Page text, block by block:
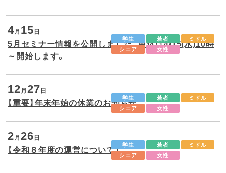
4月 15日
5月セミナー情報を公開しました。申込は4/15(水)10時
～開始します。
学生 若者
ミドル
シニア
女性
12月27日
【重要】年末年始の休業のお知らせ
学生 若者
ミドル
シニア
女性
2月26日
【令和８年度の運営について】 学生 若者
ミドル
シニア
女性